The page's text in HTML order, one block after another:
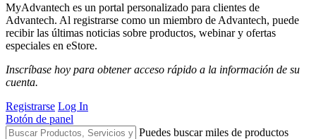
MyAdvantech es un portal personalizado para clientes de
Advantech. Al registrarse como un miembro de Advantech, puede
recibir las últimas noticias sobre productos, webinar y ofertas
especiales en eStore.
Inscríbase hoy para obtener acceso rápido a la información de su
cuenta.
Registrarse Log In
Botón de panel
Puedes buscar miles de productos